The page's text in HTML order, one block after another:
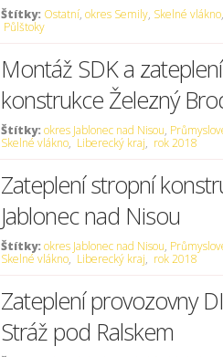
Štítky: Ostatní, okres Semily, Skelné vlákno,
Půlštoky
Montáž SDK a
konstrukce Železný
Štítky: okres Jablonec nad Nisou,
Skelné vlákno, Liberecký kraj, rok 2018
Zateplení stropní
Jablonec nad Nisou
Štítky: okres Jablonec nad Nisou,
Skelné vlákno, Liberecký kraj, rok 2018
Zateplení provozovny
Stráž pod Ralskem